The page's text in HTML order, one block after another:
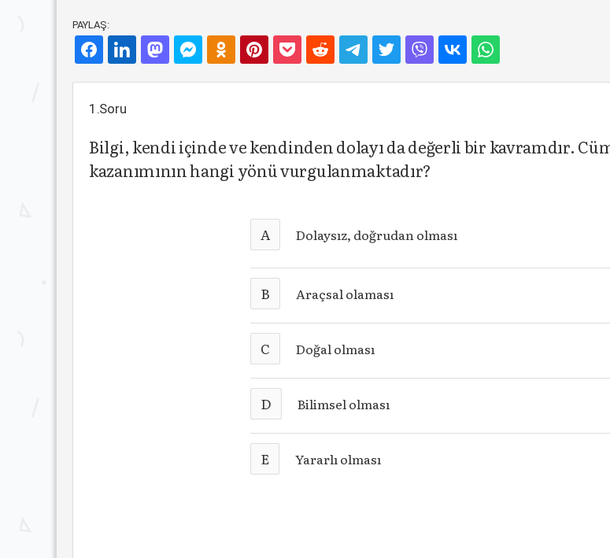
PAYLAŞ:
1.Soru
Bilgi, kendi içinde ve kendinden dolayı da değerli bir kavramdır.
kazanımının hangi yönü vurgulanmaktadır?
A Dolaysız, doğrudan olması
B Araçsal olaması
C Doğal olması
D Bilimsel olması
E Yararlı olması